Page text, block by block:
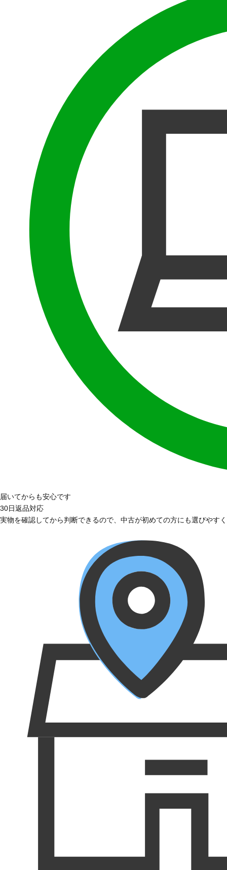
届いてからも安心です
30日返品対応
実物を確認してから判断できるので、中古が初めての方にも選びやす